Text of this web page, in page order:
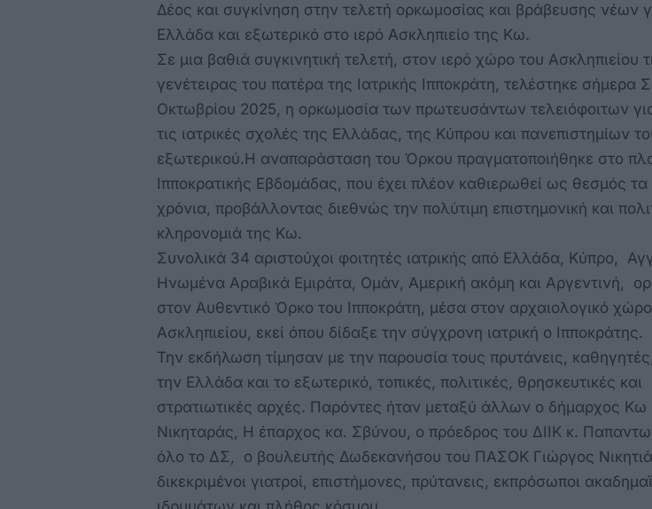
Δέος και συγκίνηση στην τελετή ορκωμοσίας και βράβευσης νέων
Ελλάδα και εξωτερικό στο ιερό Ασκληπιείο της Κω.
Σε μια βαθιά συγκινητική τελετή, στον ιερό χώρο του Ασκληπιείου
γενέτειρας του πατέρα της Ιατρικής Ιπποκράτη, τελέστηκε σήμερα
Οκτωβρίου 2025, η ορκωμοσία των πρωτευσάντων τελειόφοιτων
τις ιατρικές σχολές της Ελλάδας, της Κύπρου και πανεπιστημίων
εξωτερικού.Η αναπαράσταση του Όρκου πραγματοποιήθηκε στο
Ιπποκρατικής Εβδομάδας, που έχει πλέον καθιερωθεί ως θεσμός τα
χρόνια, προβάλλοντας διεθνώς την πολύτιμη επιστημονική και
κληρονομιά της Κω.
Συνολικά 34 αριστούχοι φοιτητές ιατρικής από Ελλάδα, Κύπρο,
Ηνωμένα Αραβικά Εμιράτα, Ομάν, Αμερική ακόμη και Αργεντινή,
στον Αυθεντικό Όρκο του Ιπποκράτη, μέσα στον αρχαιολογικό
Ασκληπιείου, εκεί όπου δίδαξε την σύγχρονη ιατρική ο Ιπποκράτης.
Την εκδήλωση τίμησαν με την παρουσία τους πρυτάνεις,
την Ελλάδα και το εξωτερικό, τοπικές, πολιτικές, θρησκευτικές και
στρατιωτικές αρχές. Παρόντες ήταν μεταξύ άλλων ο δήμαρχος Κω
Νικηταράς, Η έπαρχος κα. Σβύνου, ο πρόεδρος του ΔΙΙΚ κ.
όλο το ΔΣ, ο βουλευτής Δωδεκανήσου του ΠΑΣΟΚ Γιώργος
δικεκριμένοι γιατροί, επιστήμονες, πρύτανεις, εκπρόσωποι